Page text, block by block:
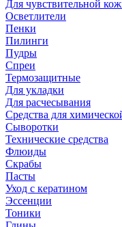
Для чувствительной
Осветлители
Пенки
Пилинги
Пудры
Спреи
Термозащитные
Для укладки
Для расчесывания
Средства для
Сыворотки
Технические средства
Флюиды
Скрабы
Пасты
Уход с кератином
Эссенции
Тоники